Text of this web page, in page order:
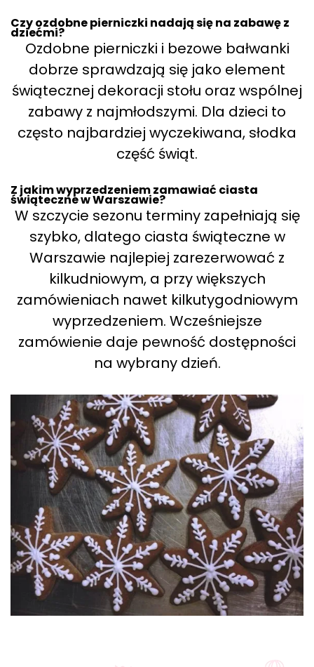
Czy ozdobne pierniczki nadają się na zabawę z
dziećmi?
Ozdobne pierniczki i bezowe bałwanki
dobrze sprawdzają się jako element
świątecznej dekoracji stołu oraz wspólnej
zabawy z najmłodszymi. Dla dzieci to
często najbardziej wyczekiwana, słodka
część świąt.
Z jakim wyprzedzeniem zamawiać ciasta
świąteczne w Warszawie?
W szczycie sezonu terminy zapełniają się
szybko, dlatego ciasta świąteczne w
Warszawie najlepiej zarezerwować z
kilkudniowym, a przy większych
zamówieniach nawet kilkutygodniowym
wyprzedzeniem. Wcześniejsze
zamówienie daje pewność dostępności
na wybrany dzień.